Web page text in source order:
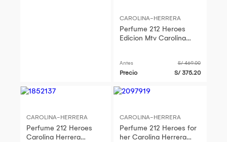
CAROLINA-HERRERA
Perfume 212 Heroes
Edicion Mtv Carolina
Antes S/ 469.00
Precio S/ 375.20
CAROLINA-HERRERA
Perfume 212 Heroes
Carolina Herrera
CAROLINA-HERRERA
Perfume 212 Heroes for
her Carolina Herrera